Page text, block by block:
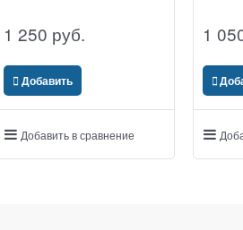
1 250 руб.
Добавить
Добавить в сравнение
1